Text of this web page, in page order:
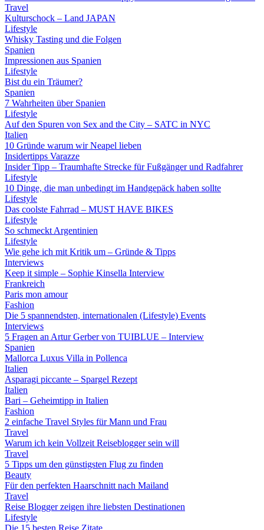
Travel
Kulturschock – Land JAPAN
Lifestyle
Whisky Tasting und die Folgen
Spanien
Impressionen aus Spanien
Lifestyle
Bist du ein Träumer?
Spanien
7 Wahrheiten über Spanien
Lifestyle
Auf den Spuren von Sex and the City – SATC in NYC
Italien
10 Gründe warum wir Neapel lieben
Insidertipps Varazze
Insider Tipp – Traumhafte Strecke für Fußgänger und Radfahrer
Lifestyle
10 Dinge, die man unbedingt im Handgepäck haben sollte
Lifestyle
Das coolste Fahrrad – MUST HAVE BIKES
Lifestyle
So schmeckt Argentinien
Lifestyle
Wie gehe ich mit Kritik um – Gründe & Tipps
Interviews
Keep it simple – Sophie Kinsella Interview
Frankreich
Paris mon amour
Fashion
Die 5 spannendsten, internationalen (Lifestyle) Events
Interviews
5 Fragen an Artur Gerber von TUIBLUE – Interview
Spanien
Mallorca Luxus Villa in Pollenca
Italien
Asparagi piccante – Spargel Rezept
Italien
Bari – Geheimtipp in Italien
Fashion
2 einfache Travel Styles für Mann und Frau
Travel
Warum ich kein Vollzeit Reiseblogger sein will
Travel
5 Tipps um den günstigsten Flug zu finden
Beauty
Für den perfekten Haarschnitt nach Mailand
Travel
Reise Blogger zeigen ihre liebsten Destinationen
Lifestyle
Die 15 besten Reise Zitate